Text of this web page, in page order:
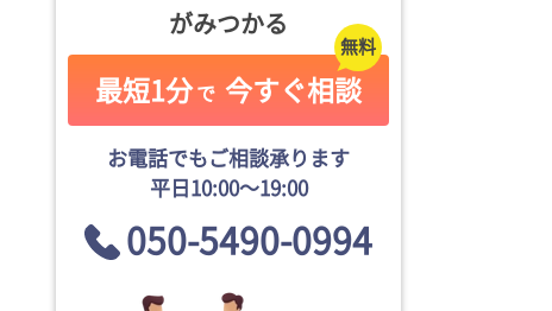
がみつかる
最短1分 で 今すぐ相談
お電話でもご相談承ります
平日10:00〜19:00
050-5490-0994